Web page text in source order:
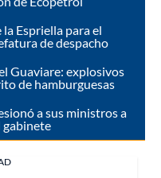
Espriella para el
de despacho
Guaviare: explosivos
de hamburguesas
a sus ministros a
gabinete